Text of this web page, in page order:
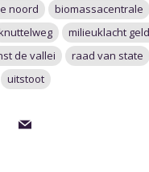
noord
biomassacentrale
milieuklacht
de vallei
raad van state
uitstoot